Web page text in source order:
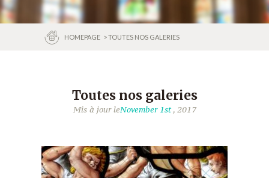
HOMEPAGE > TOUTES NOS GALERIES
Toutes nos galeries
Mis à jour leNovember 1st, 2017